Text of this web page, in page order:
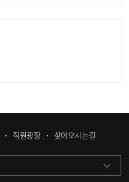
직원광장 찾아오시는길